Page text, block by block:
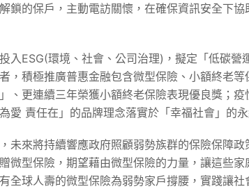
鎖的保戶，主動電訪關懷，在確保資訊安全下
入ESG(環境、社會、公司治理)，擬定「低碳
，積極推廣普惠金融包含微型保險、小額終老
」、更連續三年榮獲小額終老保險表現優良獎；
愛 責任在」的品牌理念落實於「幸福社會」的
未來將持續響應政府照顧弱勢族群的保險保障
微型保險，期望藉由微型保險的力量，讓這些
全球人壽的微型保險為弱勢家戶撐腰，實踐讓